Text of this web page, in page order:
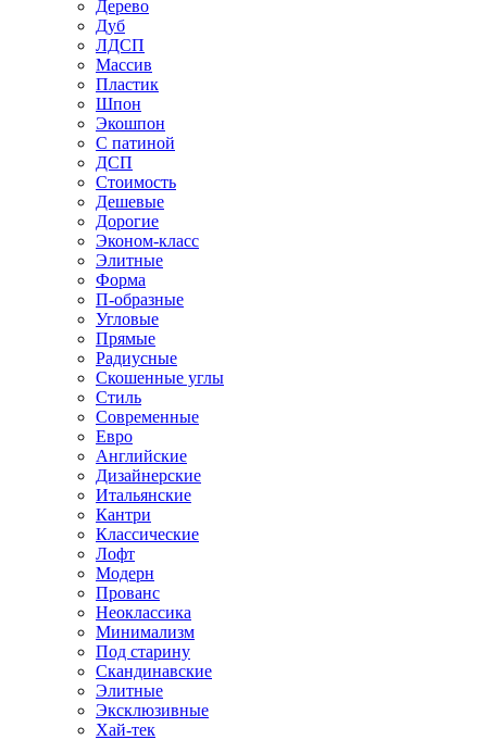
Дерево
Дуб
ЛДСП
Массив
Пластик
Шпон
Экошпон
С патиной
ДСП
Стоимость
Дешевые
Дорогие
Эконом-класс
Элитные
Форма
П-образные
Угловые
Прямые
Радиусные
Скошенные углы
Стиль
Современные
Евро
Английские
Дизайнерские
Итальянские
Кантри
Классические
Лофт
Модерн
Прованс
Неоклассика
Минимализм
Под старину
Скандинавские
Элитные
Эксклюзивные
Хай-тек